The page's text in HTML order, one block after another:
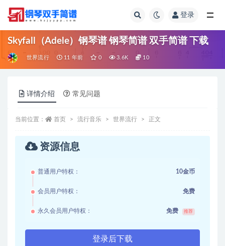
登录
Skyfall（Adele）钢琴谱 钢琴简谱 双手简谱 下载
世界流行 11 年前 0 3.6K 10
详情介绍 常见问题
当前位置： 首页 流行音乐 世界流行 正文
资源信息
普通用户特权： 10金币
会员用户特权： 免费
永久会员用户特权： 免费 推荐
登录后下载